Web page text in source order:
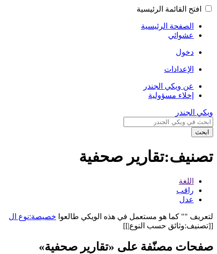
افتح القائمة الرئيسية
الصفحة الرئيسية
عشوائي
دخول
الإعدادات
عن ويكي الجندر
إخلاء مسؤولية
ويكي الجندر
ابحث
تصنيف:تقارير صحفية
اللغة
راقب
عدل
لتعريف "" كما هو مستعمل في هذه الويكي طالعوا خصيصة:نوع ال
[[تصنيف:وثائق حسب النوع|]]
صفحات مصنّفة على «تقارير صحفية»